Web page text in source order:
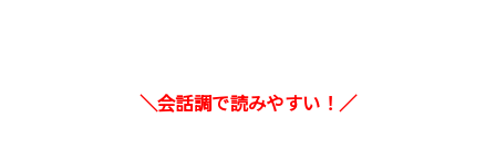
＼会話調で読みやすい！／